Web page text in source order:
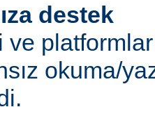
destek
ve
okuma/